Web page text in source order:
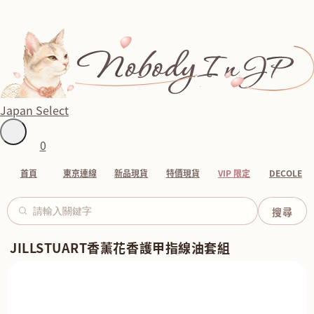
Japan Select
0
首頁 東京連線 新品現貨 特價現貨 VIP 限定 DECOLE
JILLSTUART香薰花香護甲指線油套組